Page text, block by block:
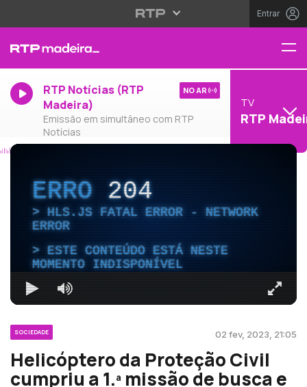
Entrar
RTP Notícias (RTP
Madeira)
Emissão em simultâneo com RTP
Notícias
NO AR
TV
RTP
ERRO204
HLS.JS FATAL ERROR - NETWORK
ERROR
ESTE CONTEÚDO ESTÁ NESTE
MOMENTO INDISPONÍVEL
SOCIEDADE 02 fev, 2023, 21:05
Helicóptero da Proteção Civil
cumpriu a 1.ª missão de busca e